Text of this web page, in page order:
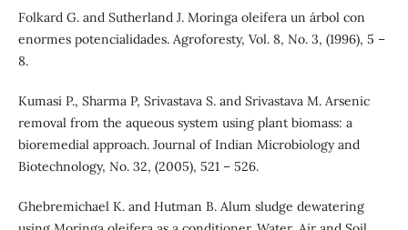
Folkard G. and Sutherland J. Moringa oleifera un árbol con
enormes potencialidades. Agroforesty, Vol. 8, No. 3, (1996), 5 –
8.
Kumasi P., Sharma P, Srivastava S. and Srivastava M. Arsenic
removal from the aqueous system using plant biomass: a
bioremedial approach. Journal of Indian Microbiology and
Biotechnology, No. 32, (2005), 521 – 526.
Ghebremichael K. and Hutman B. Alum sludge dewatering